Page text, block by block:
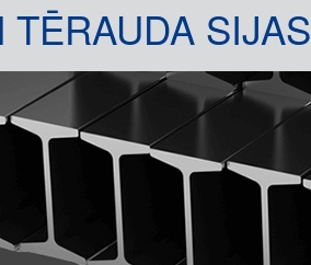
TĒRAUDA SIJAS